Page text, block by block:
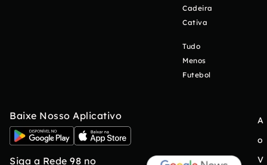
Cadeira
Cativa
Tudo
Menos
Futebol
Baixe Nosso Aplicativo
Siga a Rede 98 no
A
o
V